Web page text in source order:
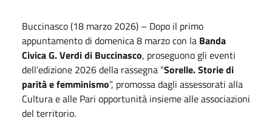
Buccinasco (18 marzo 2026) – Dopo il primo
appuntamento di domenica 8 marzo con la Banda
Civica G. Verdi di Buccinasco, proseguono gli eventi
dell’edizione 2026 della rassegna “Sorelle. Storie di
parità e femminismo”, promossa dagli assessorati alla
Cultura e alle Pari opportunità insieme alle associazioni
del territorio.